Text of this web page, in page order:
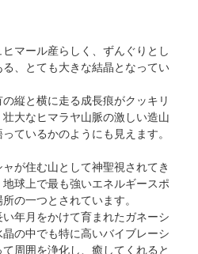
マール産らしく、ずんぐりとし
、とても大きな結晶となってい
縦と横に走る成長痕がクッキリ
大なヒマラヤ山脈の激しい造山
ているかのようにも見えます。
が住む山として神聖視されてき
球上で最も強いエネルギースポ
の一つとされています。
年月をかけて育まれたガネーシ
の中でも特に高いバイブレーシ
周囲を浄化し、癒してくれると